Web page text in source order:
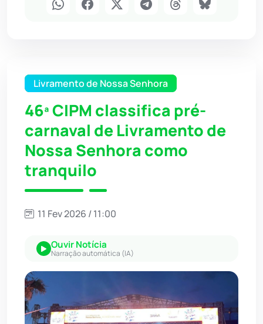
Livramento de Nossa Senhora
46ª CIPM classifica pré-
carnaval de Livramento de
Nossa Senhora como
tranquilo
11 Fev 2026 / 11:00
Ouvir Notícia
Narração automática (IA)